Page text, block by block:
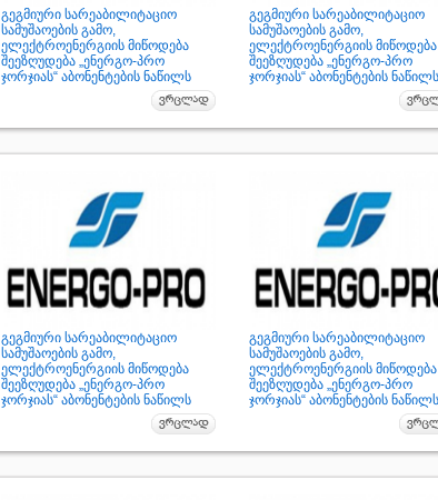
გეგმიური სარეაბილიტაციო
სამუშაოების გამო,
ელექტროენერგიის მიწოდება
შეეზღუდება „ენერგო-პრო
ჯორჯიას“ აბონენტების ნაწილს
გეგმიური სარეაბილიტაციო
სამუშაოების გამო,
ელექტროენერგიის მიწოდება
შეეზღუდება „ენერგო-პრო
ჯორჯიას“ აბონენტების ნაწილს
გეგმიური სარეაბილიტაციო
სამუშაოების გამო,
ელექტროენერგიის მიწოდება
შეეზღუდება „ენერგო-პრო
ჯორჯიას“ აბონენტების ნაწილს
გეგმიური სარეაბილიტაციო
სამუშაოების გამო,
ელექტროენერგიის მიწოდება
შეეზღუდება „ენერგო-პრო
ჯორჯიას“ აბონენტების ნაწილს